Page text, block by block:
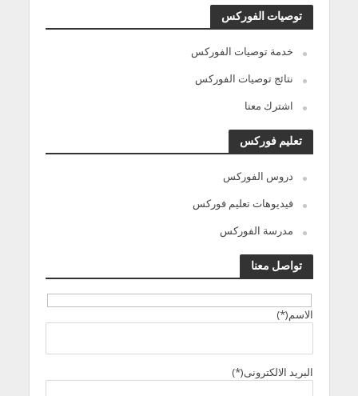
توصيات الفوركس
خدمة توصيات الفوركس
نتائج توصيات الفوركس
اشترك معنا
تعليم فوركس
دروس الفوركس
فيديوهات تعليم فوركس
مدرسة الفوركس
تواصل معنا
الاسم(*)
البريد الالكترونى(*)